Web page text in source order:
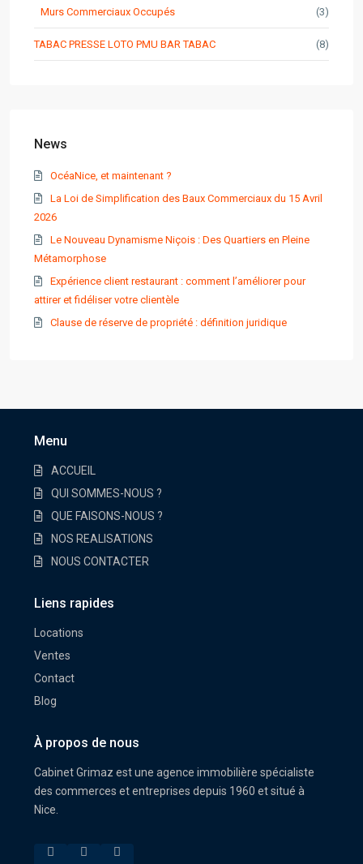
Murs Commerciaux Occupés (3)
TABAC PRESSE LOTO PMU BAR TABAC (8)
News
OcéaNice, et maintenant ?
La Loi de Simplification des Baux Commerciaux du 15 Avril
2026
Le Nouveau Dynamisme Niçois : Des Quartiers en Pleine
Métamorphose
Expérience client restaurant : comment l’améliorer pour
attirer et fidéliser votre clientèle
Clause de réserve de propriété : définition juridique
Menu
ACCUEIL
QUI SOMMES-NOUS ?
QUE FAISONS-NOUS ?
NOS REALISATIONS
NOUS CONTACTER
Liens rapides
Locations
Ventes
Contact
Blog
À propos de nous
Cabinet Grimaz est une agence immobilière spécialiste
des commerces et entreprises depuis 1960 et situé à
Nice.